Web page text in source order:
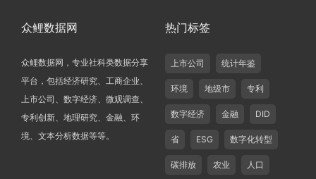
众鲤数据网
众鲤数据网，专业社科类数据分享
平台，包括经济研究、工商企业、
上市公司、数字经济、微观调查、
专利创新、地理研究、金融、环
境、文本分析数据等等。
热门标签
上市公司 统计年鉴
环境 地级市 专利
数字经济 金融 DID
省 ESG 数字化转型
碳排放 农业 人口